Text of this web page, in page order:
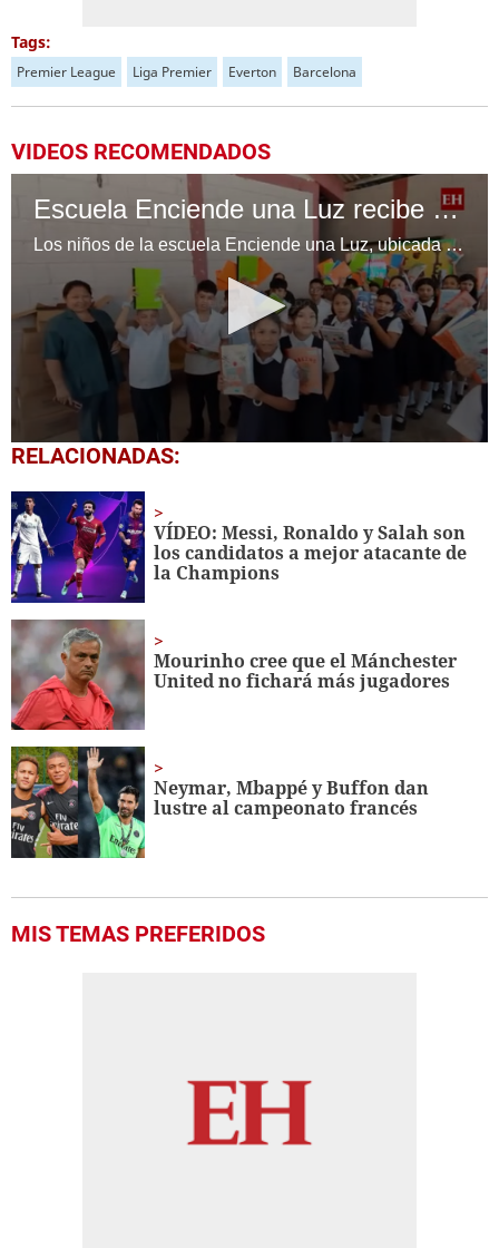
Tags:
Premier League Liga Premier Everton Barcelona
VIDEOS RECOMENDADOS
Escuela Enciende una Luz recibe cuadernos Quick, gracias a la Maratón del Saber
Los niños de la escuela Enciende una Luz, ubicada en la colonia Altos de Santa Rosa, al sur de Tegucigalpa, recibieron cuadernos Quick como parte de la Campaña Maratón del Saber.
0
seconds
1
minute,
56
seconds
RELACIONADAS:
VÍDEO: Messi, Ronaldo y Salah son
los candidatos a mejor atacante de
la Champions
Mourinho cree que el Mánchester
United no fichará más jugadores
Neymar, Mbappé y Buffon dan
lustre al campeonato francés
MIS TEMAS PREFERIDOS